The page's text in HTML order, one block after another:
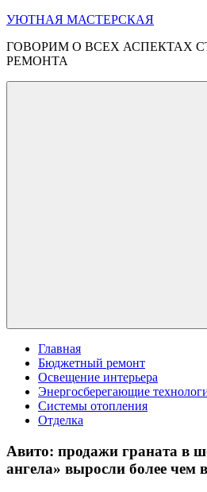
Перейти
содержимому
УЮТНАЯ МАСТЕРСКАЯ
ГОВОРИМ О ВСЕХ АСПЕКТАХ
РЕМОНТА
Главная
Бюджетный ремонт
Освещение интерьера
Энергосберегающие
Системы отопления
Отделка
Авито: продажи граната в
ангела» выросли более чем